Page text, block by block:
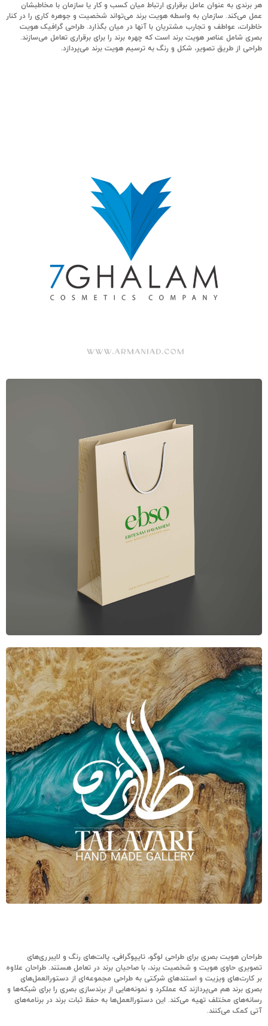
هر برندی به عنوان عامل برقراری ارتباط میان کسب و کار یا سازمان با مخاطبشان
عمل می‌کند. سازمان به واسطه هویت برند‌ می‌تواند شخصیت و جوهره کاری را در کنار
خاطرات، عواطف و تجارب مشتریان با آنها در میان بگذارد. طراحی گرافیک هویت
بصری شامل عناصر هویت برند است که چهره برند را برای برقراری تعامل‌ می‌سازند.
طراحی از طریق تصویر، شکل و رنگ به ترسیم هویت برند می‌پردازد.
طراحان هویت بصری برای طراحی لوگو، تایپوگرافی، پالت‌های رنگ و لایبرری‌های
تصویری حاوی هویت و شخصیت برند، با صاحیان برند در تعامل هستند. طراحان علاوه
بر کارت‌های ویزیت و استندهای شرکتی به طراحی مجموعه‌ای از دستورالعمل‌های
بصری برند هم‌ می‌پردازند که عملکرد و نمونه‌هایی از برندسازی بصری را برای شبکه‌ها و
رسانه‌های مختلف تهیه می‌کند. این دستورالعمل‌ها به حفظ ثبات برند در برنامه‌های
آتی کمک می‌کنند.